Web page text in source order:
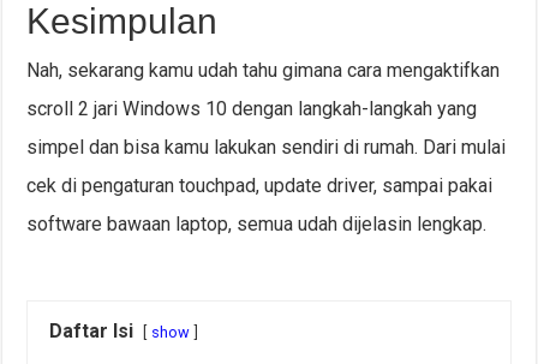
Kesimpulan
Nah, sekarang kamu udah tahu gimana cara mengaktifkan
scroll 2 jari Windows 10 dengan langkah-langkah yang
simpel dan bisa kamu lakukan sendiri di rumah. Dari mulai
cek di pengaturan touchpad, update driver, sampai pakai
software bawaan laptop, semua udah dijelasin lengkap.
Daftar Isi show